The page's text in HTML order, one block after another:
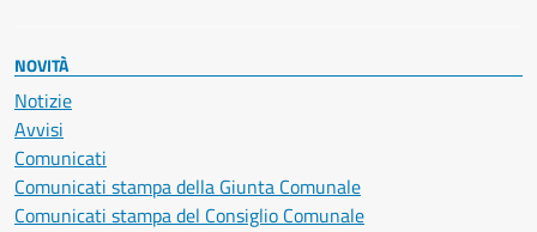
NOVITÀ
Notizie
Avvisi
Comunicati
Comunicati stampa della Giunta Comunale
Comunicati stampa del Consiglio Comunale